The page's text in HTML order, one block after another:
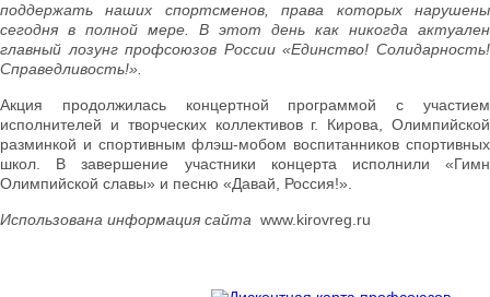
поддержать наших спортсменов, права которых нарушены
сегодня в полной мере. В этот день как никогда актуален
главный лозунг профсоюзов России «Единство! Солидарность!
Справедливость!».
Акция продолжилась концертной программой с участием
исполнителей и творческих коллективов г. Кирова, Олимпийской
разминкой и спортивным флэш-мобом воспитанников спортивных
школ. В завершение участники концерта исполнили «Гимн
Олимпийской славы» и песню «Давай, Россия!».
Использована информация сайта www.kirovreg.ru